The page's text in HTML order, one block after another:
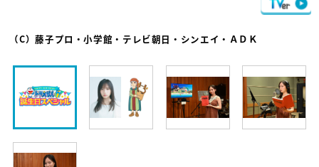
（C）藤子プロ・小学館・テレビ朝日・シンエイ・ＡＤＫ